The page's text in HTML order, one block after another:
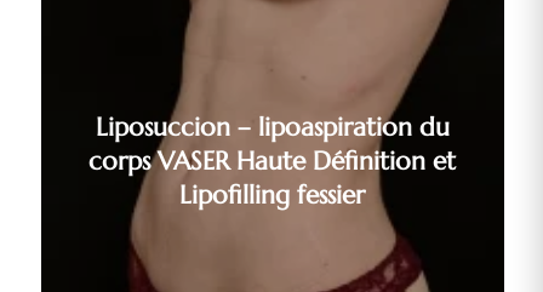
Liposuccion – lipoaspiration du
corps VASER Haute Définition et
Lipofilling fessier